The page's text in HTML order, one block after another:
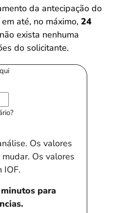
da antecipação do
em até, no máximo, 24
exista nenhuma
do solicitante.
Os valores
Os valores
IOF.
para